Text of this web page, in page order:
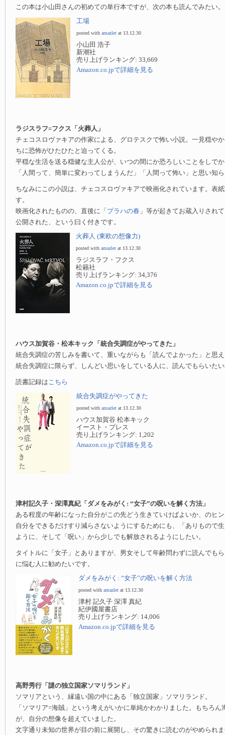
この本は小山田さんの初めての単行本ですが、次の本も読んでみたい。
工場
posted with amazlet at 13.12.30
小山田 浩子
新潮社
売り上げランキング: 33,669
Amazon.co.jpで詳細を見る
ラジスラフ=フクス「火葬人」
チェコスロヴァキアの作家による、グロテスクで怖い小説。一見穏や
ちに恐怖がひたひたと迫ってくる。
平穏な生活を送る穏健な主人公が、いつの間にか恐ろしいことをしで
「人間って、簡単に変わってしまうんだ」「人間って怖い」と思い知
ちなみにこの小説は、チェコスロヴァキアで映画化されています。表
す。
映画化されたものの、直後に「 プラハの春 」等が起きてお蔵入りされ
公開された、という曰く付きです。
火葬人 (東欧の想像力)
posted with amazlet at 13.12.30
ラジスラフ・フクス
松籟社
売り上げランキング: 34,376
Amazon.co.jpで詳細を見る
ハウス加賀谷・松本キック「統合失調症がやってきた」
統合失調症の苦しみを書いて、重いながらも「読んでよかった」と思
統合失調症に限らず、しんどい思いをしている人に、読んでもらいた
読書記録はこちら
統合失調症がやってきた
posted with amazlet at 13.12.30
ハウス加賀谷 松本キック
イースト・プレス
売り上げランキング: 1,202
Amazon.co.jpで詳細を見る
津村記久子・深澤真紀「ダメをみがく: “女子”の呪いを解く方法」
ある程度の年齢になった自分がこの先どう生きていけばよいか、のヒ
自分をできるだけすり減らさないようにするためにも、「ありもので
ように、そして「呪い」から少しでも解放されるようにしたい。
タイトルに「女子」とありますが、男女そして年齢問わずに読んでも
に悩む人に勧めたいです。
ダメをみがく: “女子”の呪いを解く方法
posted with amazlet at 13.12.30
津村 記久子 深澤 真紀
紀伊國屋書店
売り上げランキング: 14,006
Amazon.co.jpで詳細を見る
高野秀行「謎の独立国家ソマリランド」
ソマリアという、縁遠い国の中にある「独立国家」ソマリランド。
「ソマリア=海賊」という考えがいかに単純かわかりました。もちろん
が、自分の想像を超えていました。
文字通り未知の世界が目の前に展開し、その驚きに読むのがやめられ